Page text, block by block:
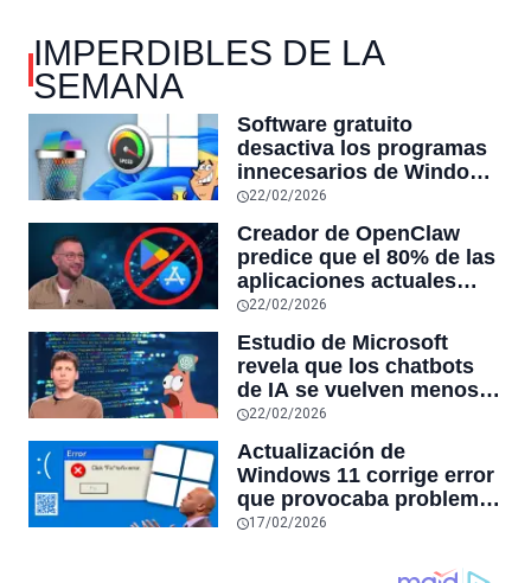
IMPERDIBLES DE LA
SEMANA
Software gratuito
desactiva los programas
innecesarios de Windows
11 y optimiza el PC,
RAM y mucho más
22/02/2026
Creador de OpenClaw
predice que el 80% de las
aplicaciones actuales
desaparecerán en el
las aplicaciones con
sensores únicos o
conexiones especiales a
hardware
22/02/2026
Estudio de Microsoft
revela que los chatbots
de IA se vuelven menos
confiables mientras más
tiempo hablas con ellos:
la falta de confiabilidad
sube un 112%
22/02/2026
Actualización de
Windows 11 corrige error
que provocaba problemas
al jugar en PC: los
producían desde 2023
17/02/2026